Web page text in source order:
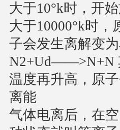
大于10°k时，开
大于10000°k时
子会发生离解变
N2+Ud——>N+N
温度再升高，原
离能
气体电离后，在